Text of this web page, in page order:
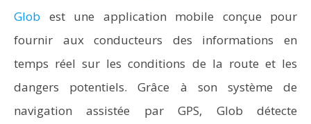
Glob est une application mobile conçue pour
fournir aux conducteurs des informations en
temps réel sur les conditions de la route et les
dangers potentiels. Grâce à son système de
navigation assistée par GPS, Glob détecte